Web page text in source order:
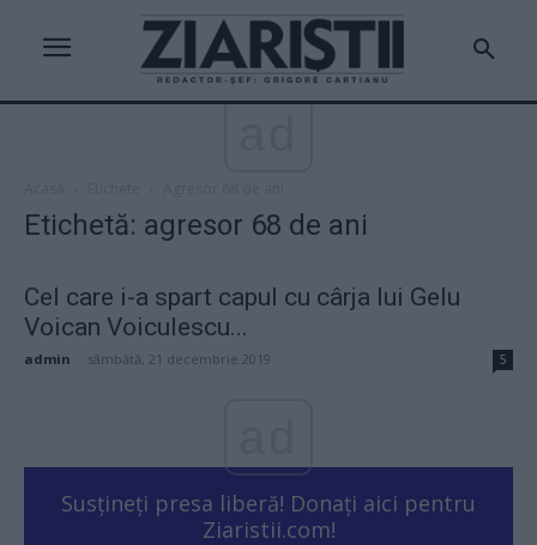
Etichetă: agresor 68 de ani
Cel care i-a spart capul cu cârja lui Gelu
Voican Voiculescu...
admin sâmbătă, 21 decembrie 2019 5
Susțineți presa liberă! Donați aici pentru
Ziaristii.com!